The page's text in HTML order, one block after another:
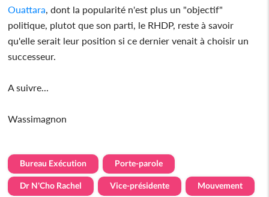
Ouattara , dont la popularité n'est plus un "objectif"
politique, plutot que son parti, le RHDP, reste à savoir
qu'elle serait leur position si ce dernier venait à choisir un
successeur.
A suivre...
Wassimagnon
Bureau Exécution Porte-parole
Dr N'Cho Rachel Vice-présidente Mouvement